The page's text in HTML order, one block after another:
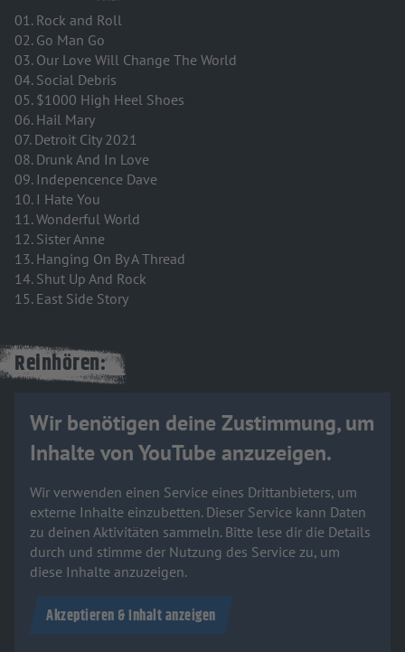
01. Rock and Roll
02. Go Man Go
03. Our Love Will Change The World
04. Social Debris
05. $1000 High Heel Shoes
06. Hail Mary
07. Detroit City 2021
08. Drunk And In Love
09. Indepencence Dave
10. I Hate You
11. Wonderful World
12. Sister Anne
13. Hanging On By A Thread
14. Shut Up And Rock
15. East Side Story
Reinhören:
Wir benötigen deine Zustimmung, um
Inhalte von YouTube anzuzeigen.
Wir verwenden einen Service eines Drittanbieters, um
externe Inhalte einzubetten. Dieser Service kann Daten
zu deinen Aktivitäten sammeln. Bitte lese dir die Details
durch und stimme der Nutzung des Service zu, um
diese Inhalte anzuzeigen.
Akzeptieren & Inhalt anzeigen